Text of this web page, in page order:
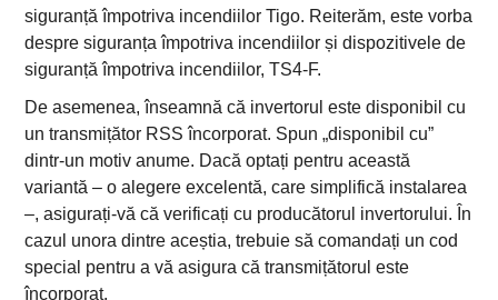
siguranță împotriva incendiilor Tigo. Reiterăm, este vorba
despre siguranța împotriva incendiilor și dispozitivele de
siguranță împotriva incendiilor, TS4-F.
De asemenea, înseamnă că invertorul este disponibil cu
un transmițător RSS încorporat. Spun „disponibil cu”
dintr-un motiv anume. Dacă optați pentru această
variantă – o alegere excelentă, care simplifică instalarea
–, asigurați-vă că verificați cu producătorul invertorului. În
cazul unora dintre aceștia, trebuie să comandați un cod
special pentru a vă asigura că transmițătorul este
încorporat.